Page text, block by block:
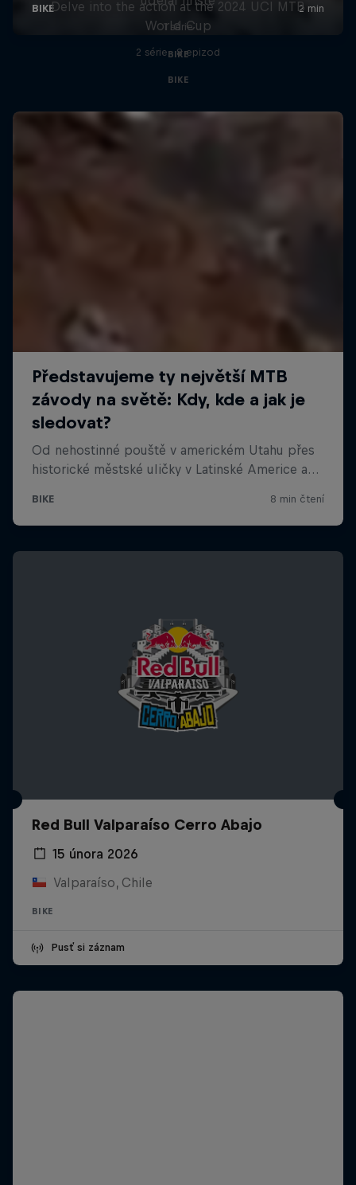
1 série
BIKE
Delve into the action at the 2024 UCI MTB
World Cup
2 série · 8 epizod
BIKE
Red Bull Valparaíso Cerro Abajo
15 února 2026
Valparaíso, Chile
BIKE
Pusť si záznam